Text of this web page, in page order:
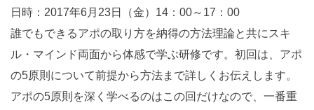
日時：2017年6月23日（金）14：00～17：00
誰でもできるアポの取り方を納得の方法理論と共にスキ
ル・マインド両面から体感で学ぶ研修です。初回は、アポ
の5原則について前提から方法まで詳しくお伝えします。
アポの5原則を深く学べるのはこの回だけなので、一番重